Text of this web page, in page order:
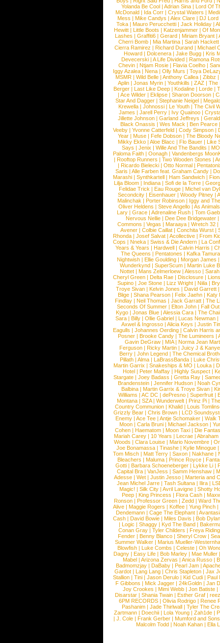
Yolanda Be Cool |Adrian Sina |Lord Of
McDonald | Ida Corr |Crystal Waters |
Mess | Mike Candys | Alex Clare | DJ Lord
Toka | Mauro Perucchetti | Jack Holiday |
Hewitt |Little Boots |Katzenjammer |Of
Lashes |Graffiti6 |Gerard |Miriam Bryant |
Cherri Bomb | Mia Martina | Sarah Hackett
Cierra Ramirez | Richard Durand | Michael
Howard |Dolcenera |Jake Bugg |Kris
Devecerski |A Life Divided |Ramona
Chevin |Ntjam Rosie |Flavia Coelho |
Iggy Azalea | Nena | Olly Murs | Toya
MSMR |Wild Belle |Anthony Callea |Zibbz
Aplin | Jonas Myrin | Youthkills | ZAZ | The
Berger |Last Like Deep |Kodaline |Lorde |
|Ace Wilder |Eklipse |Sharon Doorson |
Star And Dagger | Stephanie Neigel |
Krewella | Johnossi | Le Youth | The Civil
James | Jarell Perry | Ivy Quainoo |
Jillette Johnson | Garland Jeffreys |
Black Onassis | Wes Mack | Ben Pearce
Veeby | Yvonne Catterfeld | Cody Simpson |
Year |Muse |Fefe Dobson |The Bloody
Mikky Ekko | Aloe Blacc | Flo Bauer | Like
Says | Jenix | Wille And The Bandits | MO
Paloma Faith |Oonagh |Vandenbergs
|Rooftop Runners |Two Wooden Stones |
| Ricardo Bielecki | Otto Normal |
Saris | Alle Farben feat. Graham Candy |
Marashi | Synthkartell | Ham Sandwich |
Lilja Bloom | Indiana | Sofi de la Torre |
Felidae Trick | Eau Rouge | Michel van
Secondcity |Eisenhauer |Woody Pitney |
Malinchak |Porter Robinson | Iggy and
Oliver Heldens |Steve Angello |As Animals
Lary | Grace | Adrenaline Rush | Tom
Nervous Nellie | Dee Dee Bridgewater |
Commons |Vegas |Maraaya |Wretch 32 |
Avener | Colbie Caillat | Conchita Wurst |
Rhonda | Josef Salvat | Acollective | From
Cops | Nneka | Swiss & Die Andern | La
Years & Years |Hardwell |Calvin Harris |
The Queens | Pentatones | Kafka Tamura
Nightwish |Ellie Goulding |Morgan James
Wunderkynd | SuperScum | Martin Luke
Nottet |Mans Zelmerloew |Alesso |
Cheryl Green |Delta Rae |Disclosure |
Supino |Joe Stone |Lizz Wright |Niila |
Troye Sivan | Kelvin Jones | David Garrett
Blige | Shana Pearson | Felix Jaehn | Katy
Findlay |Neil Thomas |Jack Garratt |The
Seconds Of Summer |Elton John |Fall
Kygo |Jonas Blue |Alessia Cara |The
Sara |Billy |Ollie Gabriel |Lucas Newman |
Axwel & Ingrosso | Alicia Keys | Justin
Eagulls |Johannes Oerding |Calvin Harris
Posner |Brooke Candy |The Lumineers |
Gavin DeGraw | MIA| Norma Jean
Ferguson | Ricky Martin | Juicy J &
Berry | John Legend | The Chemical
Pillath |Alma |LaBrassBanda |Luke
Martin Garrix | Snakeships & MO | Louka |
Hotel | Peter Maffay | Highly Suspect |
Stargate |Joey Badass |Gretta Ray |
Brandenstein |Jennifer Hudson |Noah
Balbina | Martin Garrix & Troye Sivan |
Williams |AC DC |dePresno |Superfruit |
Montana |SZA|Wunderwelt |Prinz Pi |
Country Communion | Khalid | Louis
Grizzly Bear | Chris Brown | LCD
Enemy | Ace Tee | Antje Schomaker | Walk
Moon |Carla Bruni |Michael Jackson |
Cohen |Haematom |Moon Taxi |Die
Mariah Carey | 10 Years | Lecrae | Abraham
Woods |Clara Louise |Mario Novembre |
Joe Bonamassa | Tinashe | Kylie Minogue |
Tom Misch |Matt Terry |Saxon |Nakhane |
Bleachers | Maluma | Prince Royce |
Gotti |Barbara Schoeneberger |Lykke Li |
Capital Bra |VanJess |Samm Henshaw |
Adesse |Wet |Justin Jesso |Marteria and
Jean Michel Jarre |Tash Sultana | Ilira |
Magic! | Silk City | Avril Lavigne | Shotty
Peep |King Princess |Flora Cash |
Ronson |Professor Green |Zedd |Ward
Alive |Maggie Rogers |Koffee |Yung Pinch |
Dendemann |Cage The Elephant |
Cash | David Bowie | Miles Davis | Bob Dylan
|Logic |Shaggy |Kyd The Band |
Conan Gray |Tyler Childers |Freya
Fender |Benny Blanco |Sheryl Crow |
Summer Walker |Marius Mueller-
Blowfish | Luke Combs | Celeste | Oh
Dagny |Easy Life |Bob Marley |Mae Muller
Mabel |Arizona Zervas |Anica Russo |
Badmomzjay |DaBaby |Pearl Jam |
Gardot | Lang Lang | Chris Stapleton | Jax
Stallion |Tini |Jason Derulo |Kid Cudi |Paul
F Gibbons | Mick Jagger | 24kGoldn | Jan
Joy Crookes | Mimi Webb | Jon Batiste |
Disarstar | Shania Twain | Esther Graf |
6PM RECORDS | Olivia Rodrigo | Renee
Pashanim |Jade Thirlwall |Tyler The
Zartmann | Doechii | Lola Young | Zah1de |
| J. Cole | Frank Gerber | Mumford and Sons
Malcolm Todd | Noah Kahan | Ella